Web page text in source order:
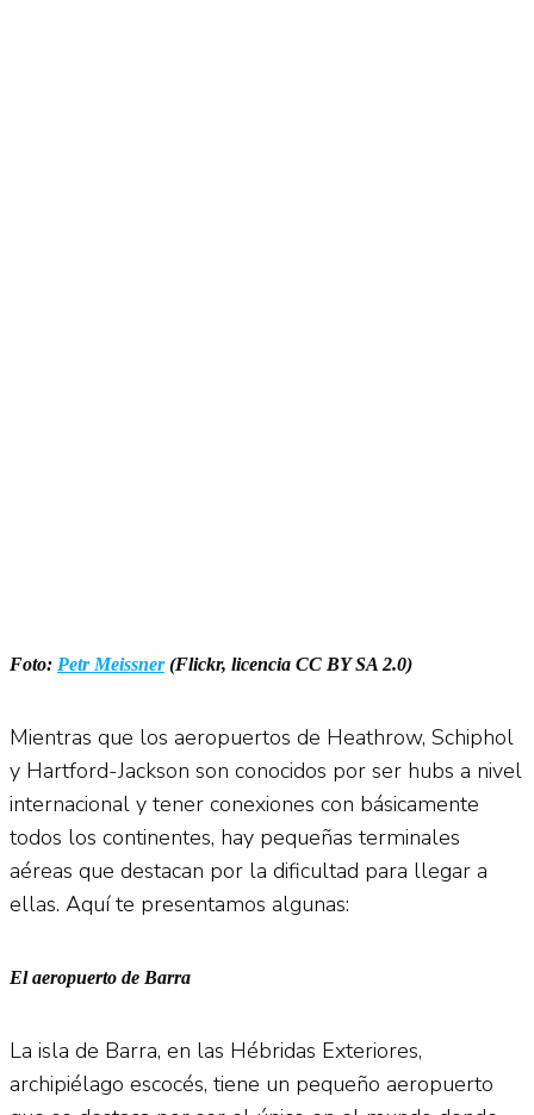
Foto: Petr Meissner(Flickr, licencia CC BY SA 2.0)
Mientras que los aeropuertos de Heathrow, Schiphol
y Hartford-Jackson son conocidos por ser hubs a nivel
internacional y tener conexiones con básicamente
todos los continentes, hay pequeñas terminales
aéreas que destacan por la dificultad para llegar a
ellas. Aquí te presentamos algunas:
El aeropuerto de Barra
La isla de Barra, en las Hébridas Exteriores,
archipiélago escocés, tiene un pequeño aeropuerto